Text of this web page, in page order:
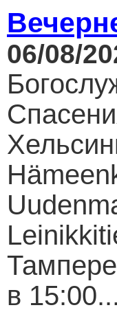
06/08/
в 15:00...